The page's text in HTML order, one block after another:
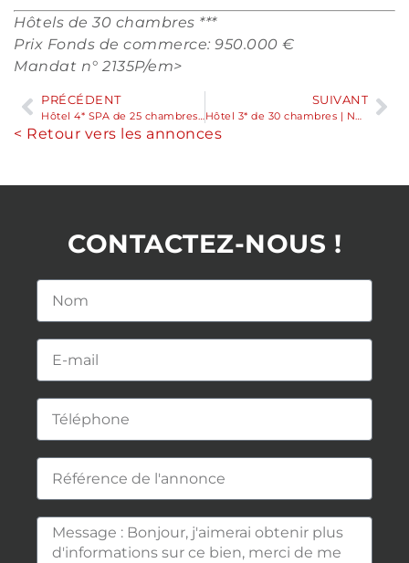
Hôtels de 30 chambres ***
Prix Fonds de commerce: 950.000 €
Mandat n° 2135P/em>
PRÉCÉDENT SUIVANT
< Retour vers les annonces
CONTACTEZ-NOUS !